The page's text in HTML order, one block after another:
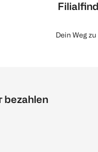
Dein Weg
bezahlen